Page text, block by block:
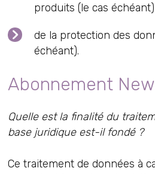
produits (le cas échéant)
de la protection des
échéant).
Abonnement
Quelle est la finalité du
base juridique est-il fondé ?
Ce traitement de données à